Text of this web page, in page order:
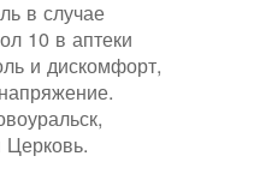
в случае
10 в аптеки
и дискомфорт,